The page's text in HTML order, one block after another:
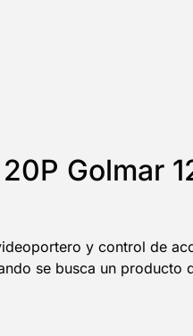
Golmar
y control de
se busca un